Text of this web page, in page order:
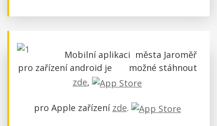
Mobilní aplikaci města Jaroměř
pro zařízení android je možné stáhnout
zde,
pro Apple zařízení zde.